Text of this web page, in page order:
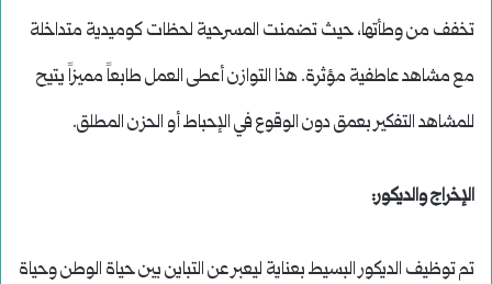
تخفف من وطأتها، حيث تضمنت المسرحية لحظات كوميدية متداخلة
مع مشاهد عاطفية مؤثرة. هذا التوازن أعطى العمل طابعاً مميزاً يتيح
للمشاهد التفكير بعمق دون الوقوع في الإحباط أو الحزن المطلق.
الإخراج والديكور:
تم توظيف الديكور البسيط بعناية ليعبر عن التباين بين حياة الوطن وحياة